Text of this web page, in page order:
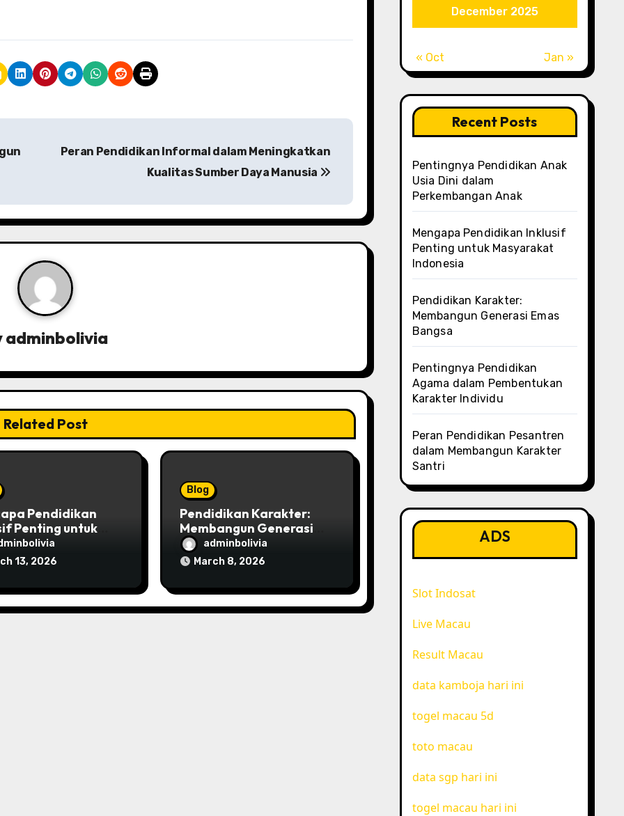
Peran Pendidikan Informal dalam Meningkatkan
Kualitas Sumber Daya Manusia
adminbolivia
Related Post
Pendidikan
Penting untuk
Indonesia
13, 2026
Blog
Pendidikan Karakter:
Membangun Generasi
Emas Bangsa
adminbolivia
March 8, 2026
December 2025
« Oct Jan »
Recent Posts
Pentingnya Pendidikan Anak
Usia Dini dalam
Perkembangan Anak
Mengapa Pendidikan Inklusif
Penting untuk Masyarakat
Indonesia
Pendidikan Karakter:
Membangun Generasi Emas
Bangsa
Pentingnya Pendidikan
Agama dalam Pembentukan
Karakter Individu
Peran Pendidikan Pesantren
dalam Membangun Karakter
Santri
ADS
Slot Indosat
Live Macau
Result Macau
data kamboja hari ini
togel macau 5d
toto macau
data sgp hari ini
togel macau hari ini